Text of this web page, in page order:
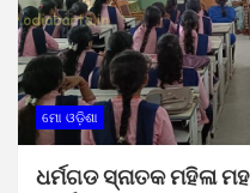
ମୋ ଓଡ଼ିଶା
ଧର୍ମଗଡ ସ୍ନାତକ ମହିଳା